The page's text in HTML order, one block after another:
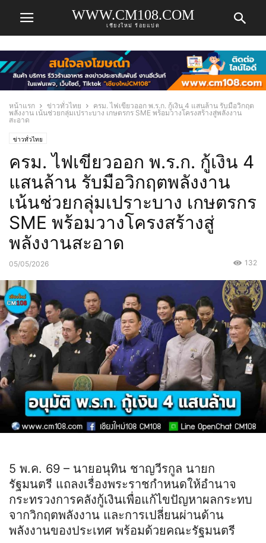
WWW.CM108.COM
เชียงใหม่ ร้อยแปด
หน้าแรก ข่าวทั่วไทย
ครม. ไฟเขียวออก พ.ร.ก. กู้เงิน 4 แสนล้าน รับมือวิกฤต
พลังงาน เน้นช่วยกลุ่มเปราะบาง เกษตรกร SME พร้อมวางโครงสร้างสู่พลังงาน
สะอาด
ข่าวทั่วไทย
ครม. ไฟเขียวออก พ.ร.ก. กู้เงิน 4
แสนล้าน รับมือวิกฤตพลังงาน
เน้นช่วยกลุ่มเปราะบาง เกษตรกร
SME พร้อมวางโครงสร้างสู่
พลังงานสะอาด
05/05/2026 132
5 พ.ค. 69 – นายอนุทิน ชาญวีรกูล นายก
รัฐมนตรี แถลงเรื่องพระราชกำหนดให้อำนาจ
กระทรวงการคลังกู้เงินเพื่อแก้ไขปัญหาผลกระทบ
จากวิกฤตพลังงาน และการเปลี่ยนผ่านด้าน
พลังงานของประเทศ พร้อมด้วยคณะรัฐมนตรี